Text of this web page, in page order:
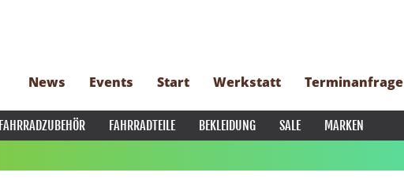
News Events Start Werkstatt Terminanfrage
FAHRRADZUBEHÖR FAHRRADTEILE BEKLEIDUNG SALE
MARKEN